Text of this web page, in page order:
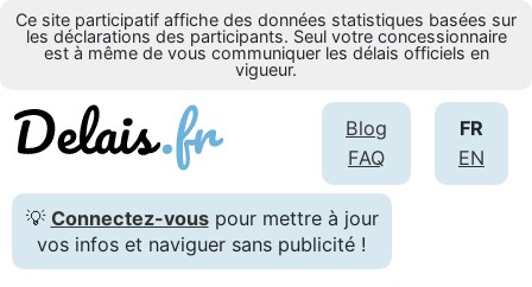
Ce site participatif affiche des données statistiques basées sur
les déclarations des participants. Seul votre concessionnaire
est à même de vous communiquer les délais officiels en
vigueur.
FR
EN
Blog
FAQ
💡 Connectez-vouspour mettre à jour
vos infos et naviguer sans publicité !